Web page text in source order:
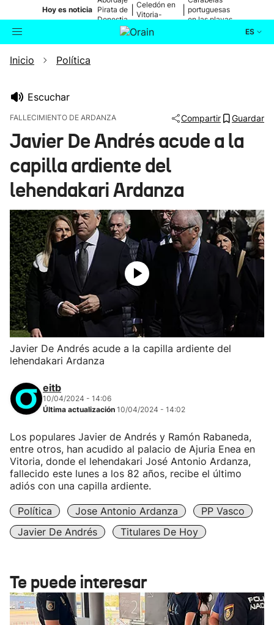
Hoy es noticia Pirata de
Donostia
Celedón en
Vitoria-
portuguesas
en las playas
ES
Buscador
Ikusmiran
Eguraldia
Inicio Política
Escuchar
FALLECIMIENTO DE ARDANZA Compartir Guardar
Javier De Andrés acude a la
capilla ardiente del
lehendakari Ardanza
Javier De Andrés acude a la capilla ardiente del
lehendakari Ardanza
eitb
10/04/2024 - 14:06
Última actualización 10/04/2024 - 14:02
Los populares Javier de Andrés y Ramón Rabaneda,
entre otros, han acudido al palacio de Ajuria Enea en
Vitoria, donde el lehendakari José Antonio Ardanza,
fallecido este lunes a los 82 años, recibe el último
adiós con una capilla ardiente.
Política Jose Antonio Ardanza
PP Vasco
Javier De Andrés
Titulares De Hoy
Te puede interesar